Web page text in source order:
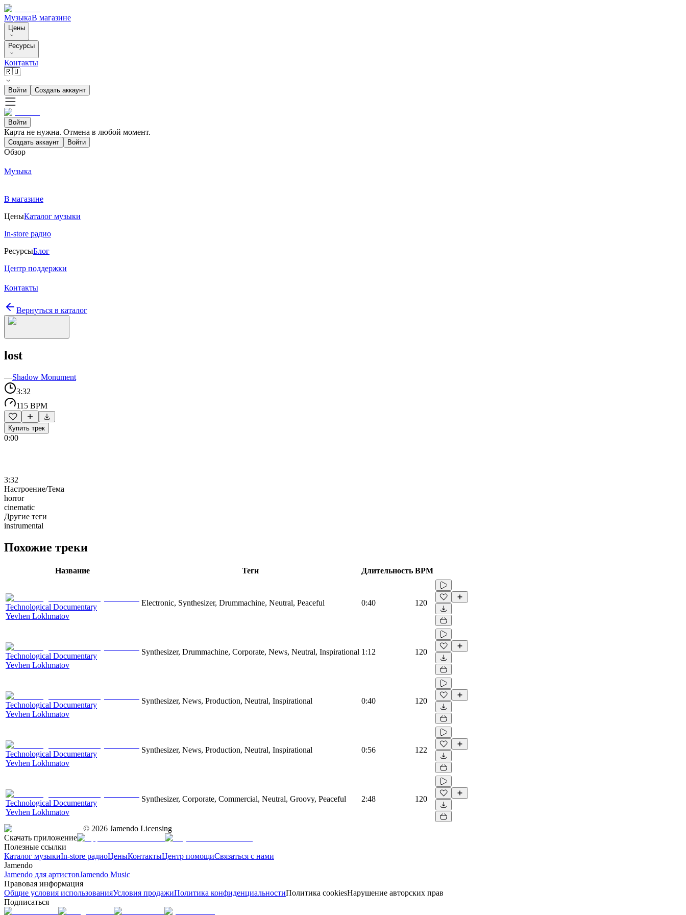
МузыкаВ магазине
Цены
Ресурсы
Контакты
🇷🇺
Войти Создать аккаунт
Войти
Карта не нужна. Отмена в любой момент.
Создать аккаунт Войти
Обзор
Музыка
В магазине
ЦеныКаталог музыки
In-store радио
РесурсыБлог
Центр поддержки
Контакты
Вернуться в каталог
lost
—Shadow Monument
3:32
115 BPM
Купить трек
0:00
3:32
Настроение/Тема
horror
cinematic
Другие теги
instrumental
Похожие треки
Название Теги Длительность BPM
Technological Documentary
Yevhen Lokhmatov
Electronic, Synthesizer, Drummachine, Neutral, Peaceful 0:40 120
Technological Documentary
Yevhen Lokhmatov
Synthesizer, Drummachine, Corporate, News, Neutral, Inspirational 1:12 120
Technological Documentary
Yevhen Lokhmatov
Synthesizer, News, Production, Neutral, Inspirational 0:40 120
Technological Documentary
Yevhen Lokhmatov
Synthesizer, News, Production, Neutral, Inspirational 0:56 122
Technological Documentary
Yevhen Lokhmatov
Synthesizer, Corporate, Commercial, Neutral, Groovy, Peaceful 2:48 120
© 2026 Jamendo Licensing
Скачать приложение
Полезные ссылки
Каталог музыкиIn-store радиоЦеныКонтактыЦентр помощиСвязаться с нами
Jamendo
Jamendo для артистовJamendo Music
Правовая информация
Общие условия использованияУсловия продажиПолитика конфиденциальностиПолитика cookiesНарушение авторских прав
Подписаться